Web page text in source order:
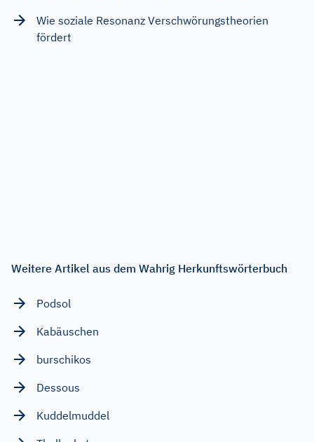
Wie soziale Resonanz Verschwörungstheorien
fördert
Weitere Artikel aus dem Wahrig Herkunftswörterbuch
Podsol
Kabäuschen
burschikos
Dessous
Kuddelmuddel